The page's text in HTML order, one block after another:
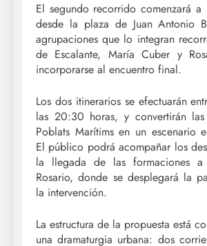
El segundo recorrido comenzará a
desde la plaza de Juan Antonio
agrupaciones que lo integran
de Escalante, María Cuber y
incorporarse al encuentro final.
Los dos itinerarios se efectuarán
las 20:30 horas, y convertirán
Poblats Marítims en un escenario
El público podrá acompañar los
la llegada de las formaciones
Rosario, donde se desplegará la
la intervención.
La estructura de la propuesta está
una dramaturgia urbana: dos